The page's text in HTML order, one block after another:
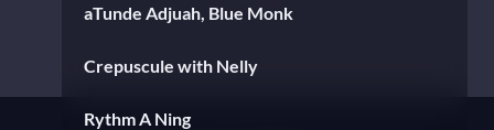
aTunde Adjuah, Blue Monk
Crepuscule with Nelly
Rythm A Ning